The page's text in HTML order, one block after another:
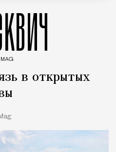
MAG
в открытых